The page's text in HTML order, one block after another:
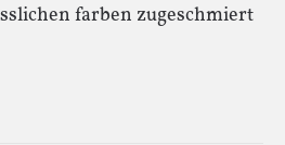
farben zugeschmiert